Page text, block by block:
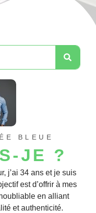
BLEUE
JE ?
j’ai 34 ans et je suis
est d’offrir à mes
en alliant
et authenticité.